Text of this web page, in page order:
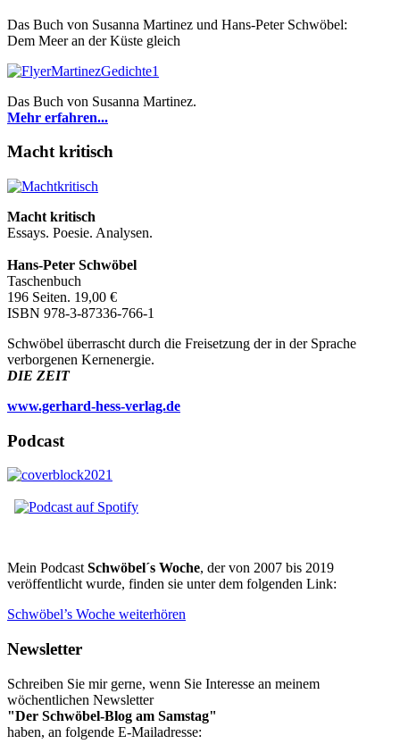
Das Buch von Susanna Martinez und Hans-Peter Schwöbel:
Dem Meer an der Küste gleich
Das Buch von Susanna Martinez.
Mehr erfahren...
Macht kritisch
Macht kritisch
Essays. Poesie. Analysen.
Hans-Peter Schwöbel
Taschenbuch
196 Seiten. 19,00 €
ISBN 978-3-87336-766-1
Schwöbel überrascht durch die Freisetzung der in der Sprache
verborgenen Kernenergie.
DIE ZEIT
www.gerhard-hess-verlag.de
Podcast
Mein PodcastSchwöbel´s Woche, der von 2007 bis 2019
veröffentlicht wurde, finden sie unter dem folgenden Link:
Schwöbel’s Woche weiterhören
Newsletter
Schreiben Sie mir gerne, wenn Sie Interesse an meinem
wöchentlichen Newsletter
"Der Schwöbel-Blog am Samstag"
haben, an folgende E-Mailadresse: